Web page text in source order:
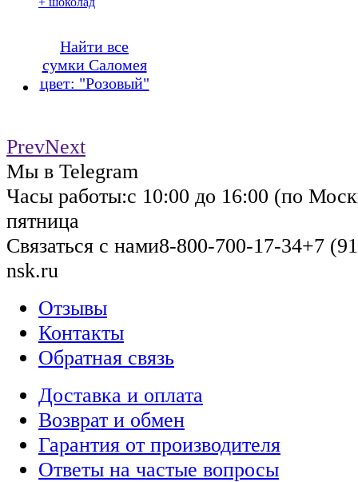
Найти все
сумки Саломея
цвет: "Розовый"
PrevNext
Мы в Telegram
Часы работы:с 10:00 до 16:00 (по
пятница
Связаться с нами8-800-700-17-34+7
nsk.ru
Отзывы
Контакты
Обратная связь
Доставка и оплата
Возврат и обмен
Гарантия от производителя
Ответы на частые вопросы